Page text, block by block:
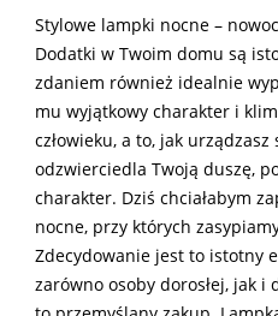
Stylowe lampki nocne –
Dodatki w Twoim domu są
zdaniem również idealnie
mu wyjątkowy charakter i
człowieku, a to, jak
odzwierciedla Twoją duszę,
charakter. Dziś chciałabym
nocne, przy których
Zdecydowanie jest to istotny
zarówno osoby dorosłej, jak i